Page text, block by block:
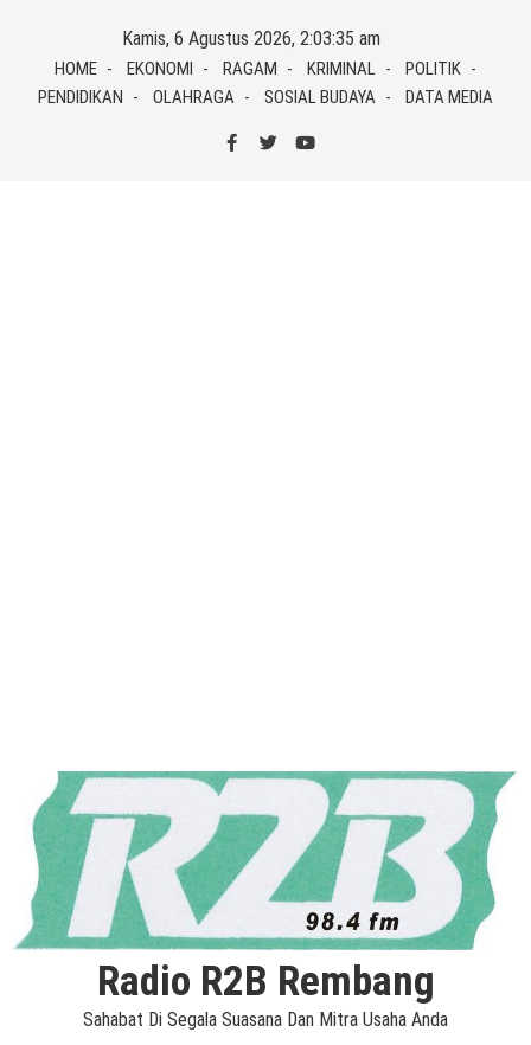
content
Kamis, 6 Agustus 2026, 2:03:35 am
HOME EKONOMI RAGAM KRIMINAL
POLITIK
PENDIDIKAN
OLAHRAGA SOSIAL BUDAYA DATA MEDIA
Radio R2B Rembang
Sahabat Di Segala Suasana Dan Mitra Usaha Anda